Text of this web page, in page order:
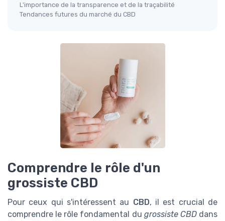
L'importance de la transparence et de la traçabilité
Tendances futures du marché du CBD
Comprendre le rôle d'un
grossiste CBD
Pour ceux qui s'intéressent au CBD, il est crucial de
comprendre le rôle fondamental du grossiste CBDdans